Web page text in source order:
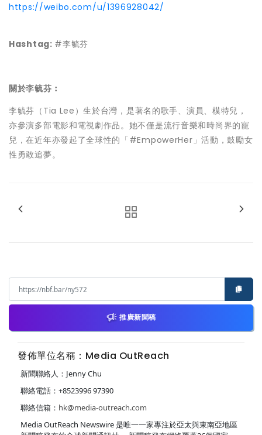
https://weibo.com/u/1396928042/
Hashtag: #李毓芬
關於李毓芬︰
李毓芬（Tia Lee）生於台灣，是著名的歌手、演員、模特兒，
亦參演多部電影和電視劇作品。她不僅是流行音樂和時尚界的寵
兒，在近年亦發起了全球性的「#EmpowerHer」活動，鼓勵女
性勇敢追夢。
推廣新聞稿
發佈單位名稱：Media OutReach
新聞聯絡人：Jenny Chu
聯絡電話：+8523996 97390
聯絡信箱： hk@media-outreach.com
Media OutReach Newswire 是唯一一家專注於亞太與東南亞地區